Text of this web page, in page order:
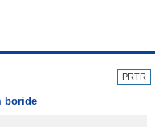
ておりません。
り扱いしておりません。
する
PRTR
boride